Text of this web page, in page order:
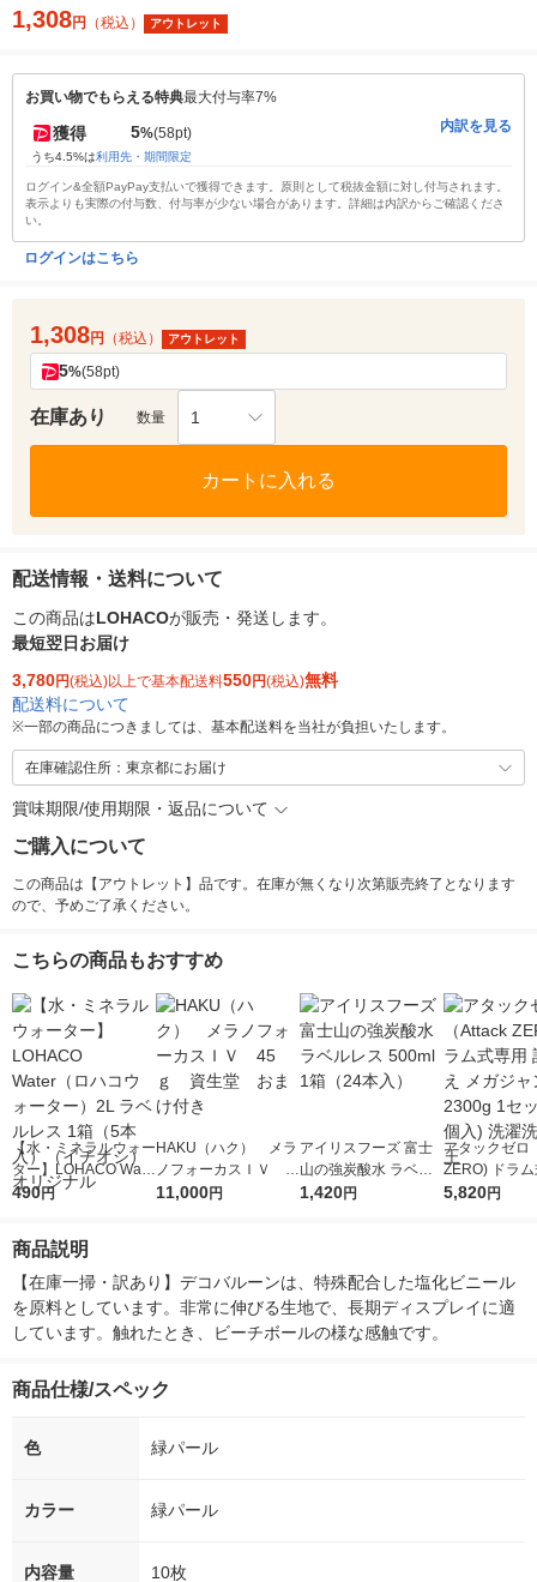
1,308円 （税込） アウトレット
お買い物でもらえる特典最大付与率7%
獲得 5%(58pt)
うち4.5%は利用先・期間限定
内訳を見る
ログイン&全額PayPay支払いで獲得できます。原則として税抜金額に対し付与されます。
表示よりも実際の付与数、付与率が少ない場合があります。詳細は内訳からご確認くださ
い。
ログインはこちら
1,308円 （税込） アウトレット
5%(58pt)
在庫あり 数量 1
カートに入れる
配送情報・送料について
この商品はLOHACOが販売・発送します。
最短翌日お届け
3,780円(税込)以上で基本配送料550円(税込)無料
配送料について
※一部の商品につきましては、基本配送料を当社が負担いたします。
在庫確認住所：東京都にお届け
賞味期限/使用期限・返品について
ご購入について
この商品は【アウトレット】品です。在庫が無くなり次第販売終了となります
ので、予めご了承ください。
こちらの商品もおすすめ
【水・ミネラルウォー
ター】LOHACO Wate
r（ロハコウォータ
シ） オリジナル
490円
HAKU（ハク） メラ
ノフォーカスＩＶ 4
5ｇ 資生堂 おまけ
11,000円
アイリスフーズ 富士
山の強炭酸水 ラベル
レス 500ml 1箱（24
1,420円
アタックゼロ
ZERO) ドラ
詰め替え メガ
5,820円
商品説明
【在庫一掃・訳あり】デコバルーンは、特殊配合した塩化ビニール
を原料としています。非常に伸びる生地で、長期ディスプレイに適
しています。触れたとき、ビーチボールの様な感触です。
商品仕様/スペック
色 緑パール
カラー 緑パール
内容量 10枚